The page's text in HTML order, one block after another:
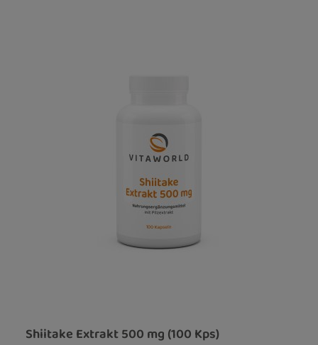
Shiitake Extrakt 500 mg (100 Kps)